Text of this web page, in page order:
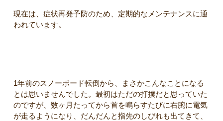
現在は、症状再発予防のため、定期的なメンテナンスに通
われています。
1年前のスノーボード転倒から、まさかこんなことになる
とは思いませんでした。最初はただの打撲だと思っていた
のですが、数ヶ月たってから首を鳴らすたびに右腕に電気
が走るようになり、だんだんと指先のしびれも出てきて、